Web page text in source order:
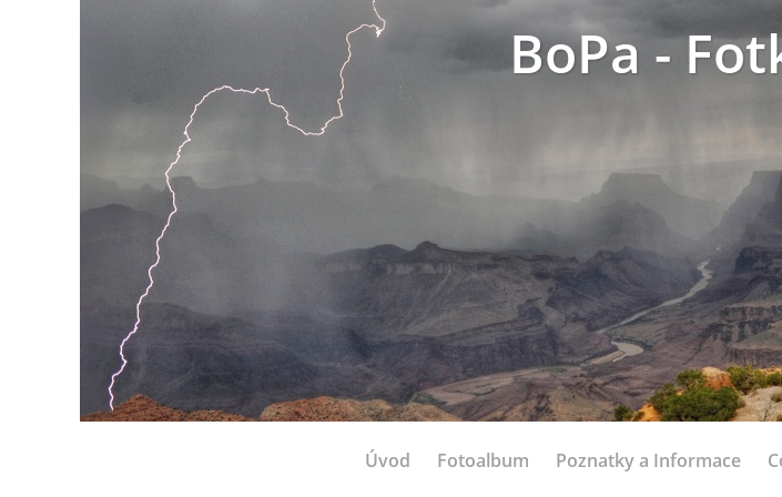
BoPa -
Úvod Fotoalbum Poznatky a Informace